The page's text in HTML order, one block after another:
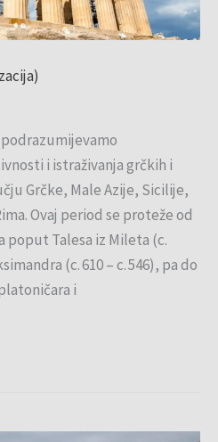
i istraživanja grčkih i
Grčke, Male Azije, Sicilije,
Ovaj period se proteže od
poput Talesa iz Mileta (c.
(c. 610 – c. 546), pa do
i